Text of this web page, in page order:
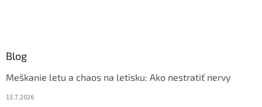
Blog
Meškanie letu a chaos na letisku: Ako nestratiť nervy
13.7.2026